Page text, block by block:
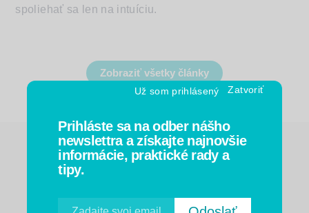
Prihláste sa na odber nášho
newslettra a získajte najnovšie
informácie, praktické rady a
tipy.
Už som prihlásený
spoliehať sa len na intuíciu.
Zobraziť všetky články